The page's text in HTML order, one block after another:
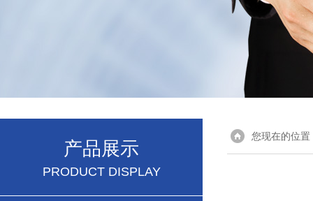
产品展示
PRODUCT DISPLAY
您现在的位置